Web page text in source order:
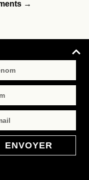
→
ENVOYER